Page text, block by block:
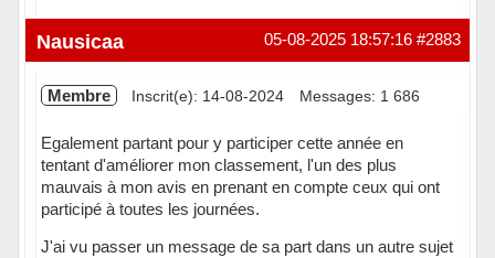
Hors ligne #2883
05-08-2025 18:57:16
Nausicaa
Membre Inscrit(e): 14-08-2024 Messages: 1 686
Egalement partant pour y participer cette année en
tentant d'améliorer mon classement, l'un des plus
mauvais à mon avis en prenant en compte ceux qui ont
participé à toutes les journées.
J'ai vu passer un message de sa part dans un autre sujet